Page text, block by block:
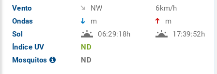
Vento
Ondas
Sol
Índice UV
Mosquitos
NW
m
06:29:18h
ND
ND
6km/h
m
17:39:52h